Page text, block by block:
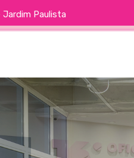
Jardim Paulista